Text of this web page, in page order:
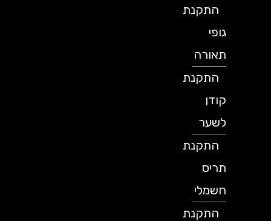
התקנת
תאורה
התקנת
לשער
התקנת
תריס
חשמלי
התקנת